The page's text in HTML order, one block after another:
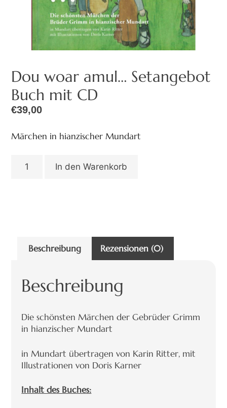
Dou woar amul… Setangebot
Buch mit CD
€39,00
Märchen in hianzischer Mundart
In den Warenkorb
Beschreibung Rezensionen (0)
Beschreibung
Die schönsten Märchen der Gebrüder Grimm
in hianzischer Mundart
in Mundart übertragen von Karin Ritter, mit
Illustrationen von Doris Karner
Inhalt des Buches: